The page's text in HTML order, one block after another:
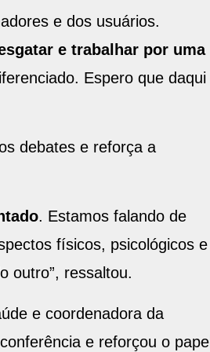
e dos usuários.
e trabalhar por uma
Espero que daqui
debates e reforça a
. Estamos falando de
físicos, psicológicos e
outro”, ressaltou.
e coordenadora da
e reforçou o papel